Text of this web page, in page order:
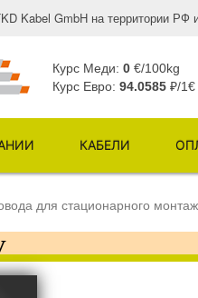
Kabel GmbH на территории РФ
Курс Меди: 0 €/100kg
Курс Евро: 94.0585 ₽/1€
КАБЕЛИ
для стационарного